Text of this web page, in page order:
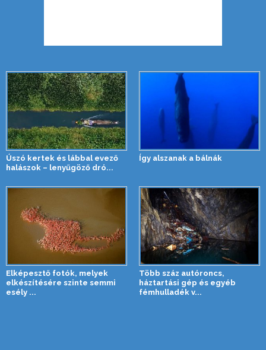
Úszó kertek és lábbal evező
halászok – lenyűgöző dró...
Így alszanak a bálnák
Elképesztő fotók, melyek
elkészítésére szinte semmi
esély ...
Több száz autóroncs,
háztartási gép és egyéb
fémhulladék v...